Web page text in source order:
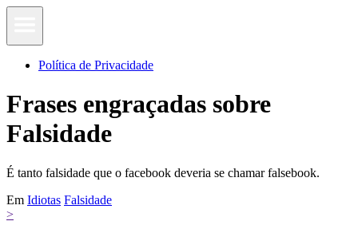
Política de Privacidade
Frases engraçadas sobre
Falsidade
É tanto falsidade que o facebook deveria se chamar falsebook.
Em Idiotas Falsidade
>